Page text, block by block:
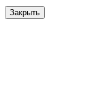
Закрыть